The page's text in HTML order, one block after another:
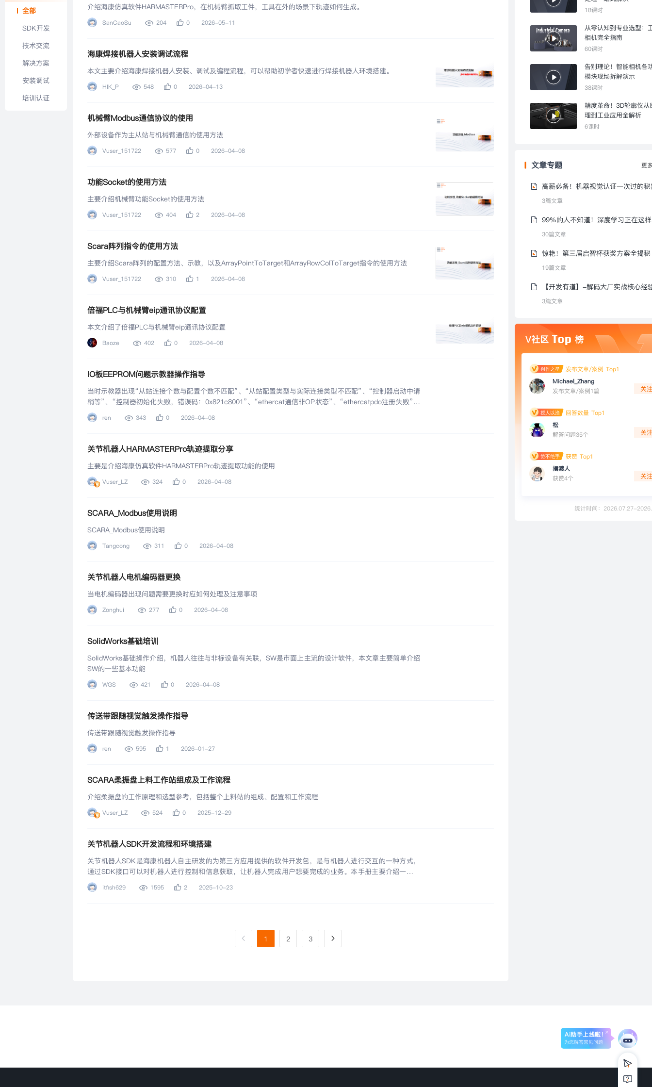
全部
SDK开发
技术交流
解决方案
安装调试
培训认证
介绍海康仿真软件HARMASTERPro，在机械臂抓取工件，工具在外的场景下轨迹如何生成。
SanCaoSu 204 0 2026-05-11
海康焊接机器人安装调试流程
本文主要介绍海康焊接机器人安装、调试及编程流程，可以帮助初学者快速进行焊接机器人环境搭建。
HIK_P 548 0 2026-04-13
机械臂Modbus通信协议的使用
外部设备作为主从站与机械臂通信的使用方法
Vuser_151722 577 0 2026-04-08
功能Socket的使用方法
主要介绍机械臂功能Socket的使用方法
Vuser_151722 404 2 2026-04-08
Scara阵列指令的使用方法
主要介绍Scara阵列的配置方法、示教，以及ArrayPointToTarget和ArrayRowColToTarget指令的使用方法
Vuser_151722 310 1 2026-04-08
倍福PLC与机械臂eip通讯协议配置
本文介绍了倍福PLC与机械臂eip通讯协议配置
Baoze 402 0 2026-04-08
IO板EEPROM问题示教器操作指导
当时示教器出现“从站连接个数与配置个数不匹配”、“从站配置类型与实际连接类型不匹配”、“控制器启动中请
稍等”、“控制器初始化失败，错误码：0x821c8001”、“ethercat通信非OP状态”、“ethercatpdo注册失败”等
报警可使用此方法进行排查处理
ren 343 0 2026-04-08
关节机器人HARMASTERPro轨迹提取分享
主要是介绍海康仿真软件HARMASTERPro轨迹提取功能的使用
Vuser_LZ 324 0 2026-04-08
SCARA_Modbus使用说明
SCARA_Modbus使用说明
Tangcong 311 0 2026-04-08
关节机器人电机编码器更换
当电机编码器出现问题需要更换时应如何处理及注意事项
Zonghui 277 0 2026-04-08
SolidWorks基础培训
SolidWorks基础操作介绍，机器人往往与非标设备有关联，SW是市面上主流的设计软件，本文章主要简单介绍
SW的一些基本功能
WGS 421 0 2026-04-08
传送带跟随视觉触发操作指导
传送带跟随视觉触发操作指导
ren 595 1 2026-01-27
SCARA柔振盘上料工作站组成及工作流程
介绍柔振盘的工作原理和选型参考，包括整个上料站的组成、配置和工作流程
Vuser_LZ 524 0 2025-12-29
关节机器人SDK开发流程和环境搭建
关节机器人SDK是海康机器人自主研发的为第三方应用提供的软件开发包，是与机器人进行交互的一种方式，
通过SDK接口可以对机器人进行控制和信息获取，让机器人完成用户想要完成的业务。本手册主要介绍一个基
于C/C++开发的六轴关节机器人SDK，接口调用流程和开发环境搭建，旨在让开发者快速切换到业务开发流程
中
itfish629 1595 2 2025-10-23
1 2 3
18课时
从零认知到专业选型：
相机完全指南
60课时
告别理论！智能相机各
模块现场拆解演示
38课时
精度革命！3D轮廓仪从
理到工业应用全解析
6课时
文章专题 更
高薪必备！机器视觉认证一次过的
3篇文章
30篇文章
惊艳！第三届启智杯获奖方案全揭秘
19篇文章
【开发有道】-解码大厂实战核心经
3篇文章
V社区 榜
发布文章/案例 Top1
Michael_Zhang
发布文章/案例1篇
关
回答数量 Top1
松
解答问题35个
关
获赞 Top1
摆渡人
获赞4个
关
统计时间：2026.07.27-
Ai助手上线啦！
为您解答常见问题